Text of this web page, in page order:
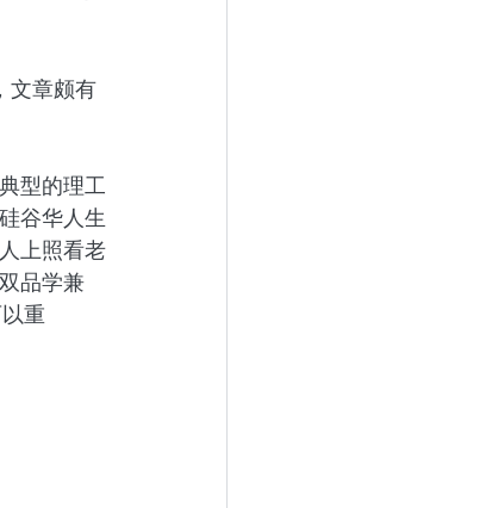
文章颇有
型的理工
谷华人生
上照看老
品学兼
重